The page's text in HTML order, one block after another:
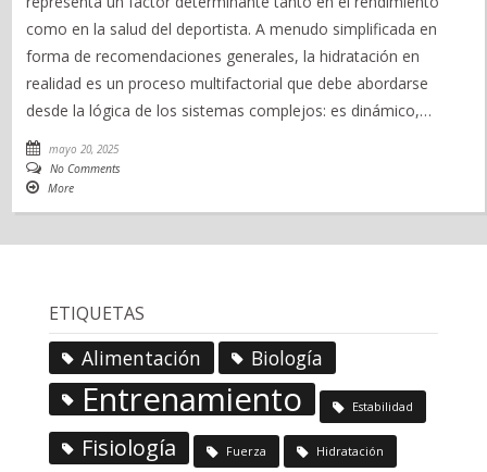
como en la salud del deportista. A menudo simplificada en
forma de recomendaciones generales, la hidratación en
realidad es un proceso multifactorial que debe abordarse
desde la lógica de los sistemas complejos: es dinámico,…
mayo 20, 2025
No Comments
More
ETIQUETAS
Alimentación Biología
Entrenamiento Estabilidad
Fisiología Fuerza Hidratación